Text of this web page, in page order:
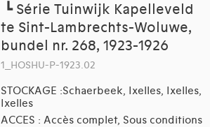
┗ Série Tuinwijk Kapelleveld
te Sint-Lambrechts-Woluwe,
bundel nr. 268, 1923-1926
1_HOSHU-P-1923.02
STOCKAGE :Schaerbeek, Ixelles, Ixelles,
Ixelles
ACCES : Accès complet, Sous conditions